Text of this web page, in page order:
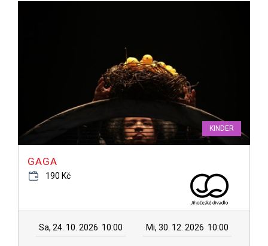
KINDER
GAGA
190 Kč
Sa, 24. 10. 2026 10:00 Mi, 30. 12. 2026 10:00